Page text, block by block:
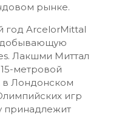
рынке.
год ArcelorMittal
Лакшми Миттал
метровой
в Лондонском
игр
принадлежит